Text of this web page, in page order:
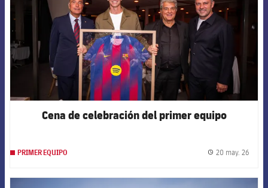
Cena de celebración del primer equipo
PRIMER EQUIPO 20 may. 26